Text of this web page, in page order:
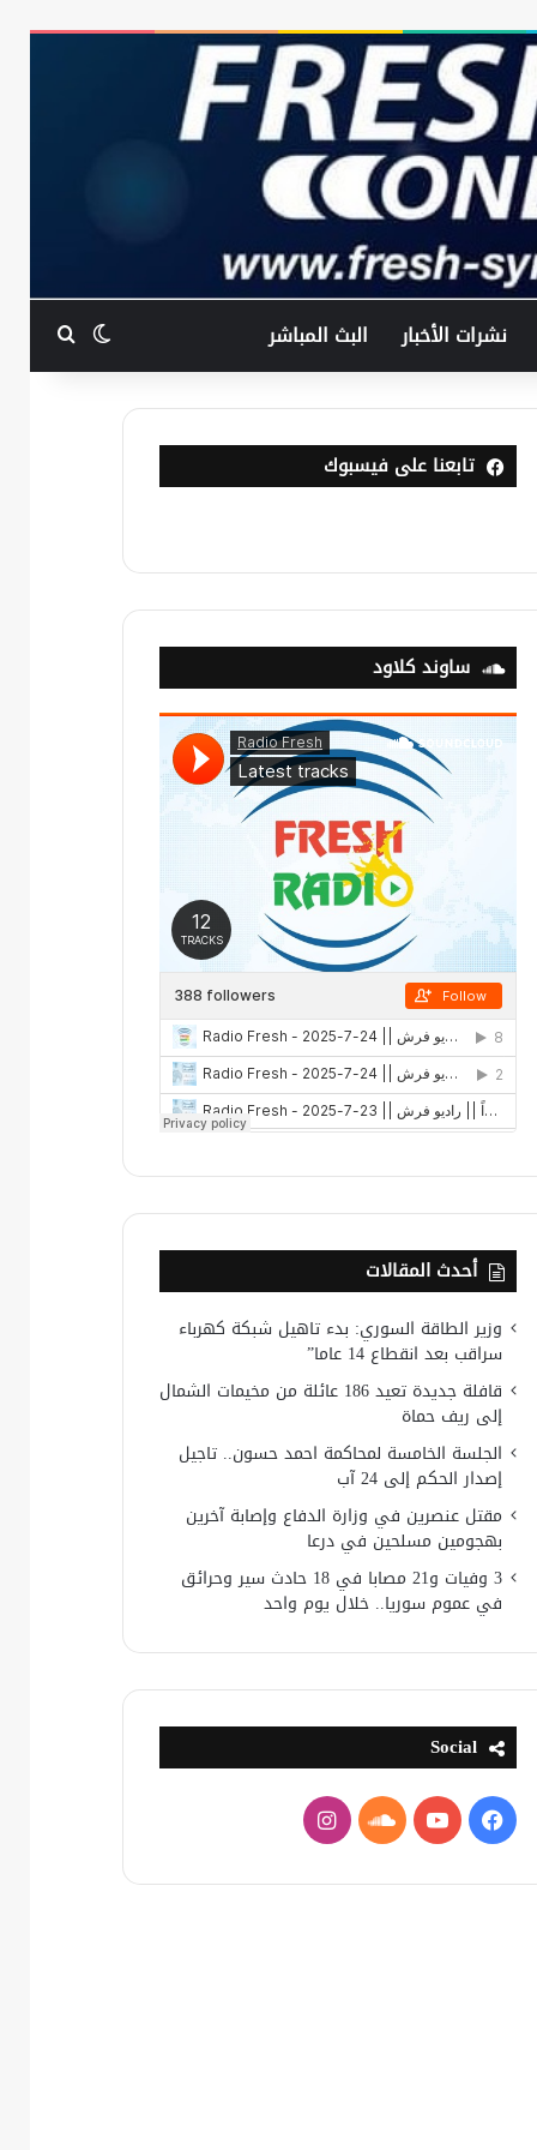
نشرات الأخبار البث المباشر الوضعبحث
تابعنا على فيسبوك
ساوند كلاود
أحدث المقالات
وزير الطاقة السوري: بدء تاهيل شبكة كهرباء
سراقب بعد انقطاع 14 عاما”
قافلة جديدة تعيد 186 عائلة من مخيمات الشمال
إلى ريف حماة
الجلسة الخامسة لمحاكمة احمد حسون.. تاجيل
إصدار الحكم إلى 24 آب
مقتل عنصرين في وزارة الدفاع وإصابة آخرين
بهجومين مسلحين في درعا
3 وفيات و21 مصابا في 18 حادث سير وحرائق
في عموم سوريا.. خلال يوم واحد
Social
فيسبوكيوتيوبساوندانستقرام